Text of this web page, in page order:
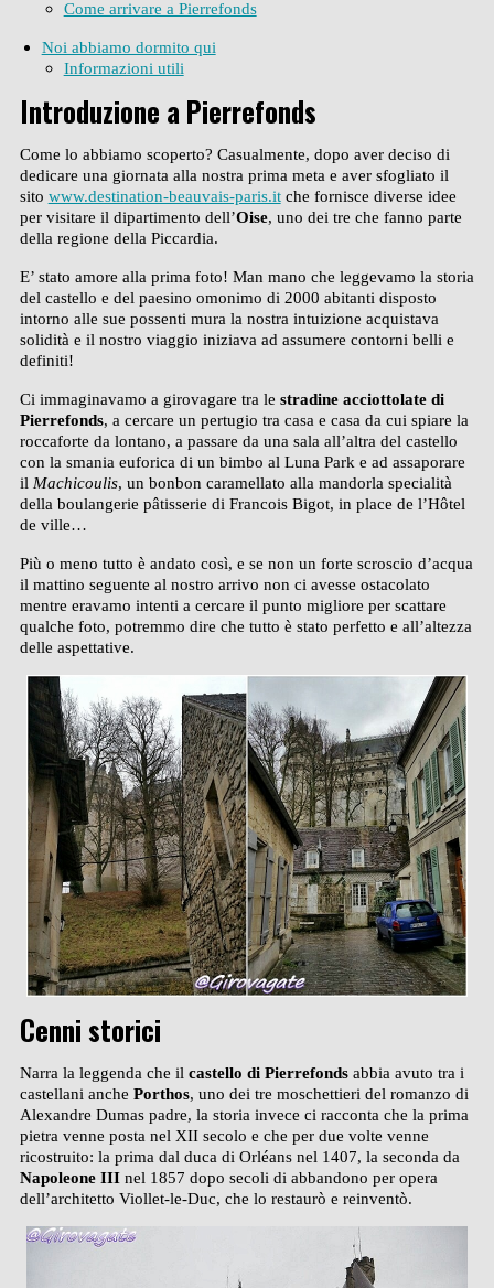
Come arrivare a Pierrefonds
Noi abbiamo dormito qui
Informazioni utili
Introduzione a Pierrefonds
Come lo abbiamo scoperto? Casualmente, dopo aver deciso di
dedicare una giornata alla nostra prima meta e aver sfogliato il
sito www.destination-beauvais-paris.itche fornisce diverse idee
per visitare il dipartimento dell’Oise, uno dei tre che fanno parte
della regione della Piccardia.
E’ stato amore alla prima foto! Man mano che leggevamo la storia
del castello e del paesino omonimo di 2000 abitanti disposto
intorno alle sue possenti mura la nostra intuizione acquistava
solidità e il nostro viaggio iniziava ad assumere contorni belli e
definiti!
Ci immaginavamo a girovagare tra le stradine acciottolate di
Pierrefonds, a cercare un pertugio tra casa e casa da cui spiare la
roccaforte da lontano, a passare da una sala all’altra del castello
con la smania euforica di un bimbo al Luna Park e ad assaporare
il Machicoulis, un bonbon caramellato alla mandorla specialità
della boulangerie pâtisserie di Francois Bigot, in place de l’Hôtel
de ville…
Più o meno tutto è andato così, e se non un forte scroscio d’acqua
il mattino seguente al nostro arrivo non ci avesse ostacolato
mentre eravamo intenti a cercare il punto migliore per scattare
qualche foto, potremmo dire che tutto è stato perfetto e all’altezza
delle aspettative.
Cenni storici
Narra la leggenda che il castello di Pierrefondsabbia avuto tra i
castellani anche Porthos, uno dei tre moschettieri del romanzo di
Alexandre Dumas padre, la storia invece ci racconta che la prima
pietra venne posta nel XII secolo e che per due volte venne
ricostruito: la prima dal duca di Orléans nel 1407, la seconda da
Napoleone IIInel 1857 dopo secoli di abbandono per opera
dell’architetto Viollet-le-Duc, che lo restaurò e reinventò.